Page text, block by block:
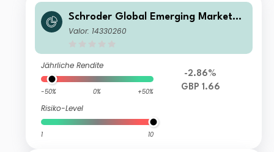
Schroder Global Emerging Markets F
und Z Accumulation GBP
Valor: 14330260
Jährliche Rendite
-50% 0% +50%
Risiko-Level
1 10
-2.86%
GBP 1.66